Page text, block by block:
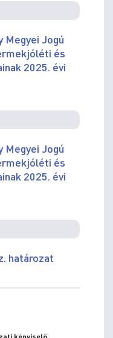
Jogú
és
2025. évi
Jogú
és
2025. évi
határozat